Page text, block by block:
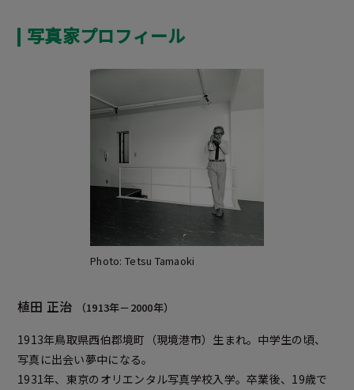
写真家プロフィール
Photo: Tetsu Tamaoki
植田 正治 （1913年－2000年）
1913年鳥取県西伯郡境町（現境港市）生まれ。中学生の頃、
写真に出会い夢中になる。
1931年、東京のオリエンタル写真学校入学。卒業後、19歳で